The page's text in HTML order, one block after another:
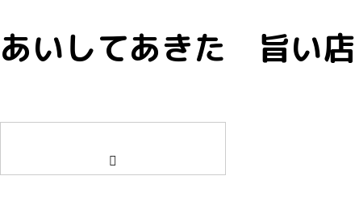
あいしてあきた 旨い店